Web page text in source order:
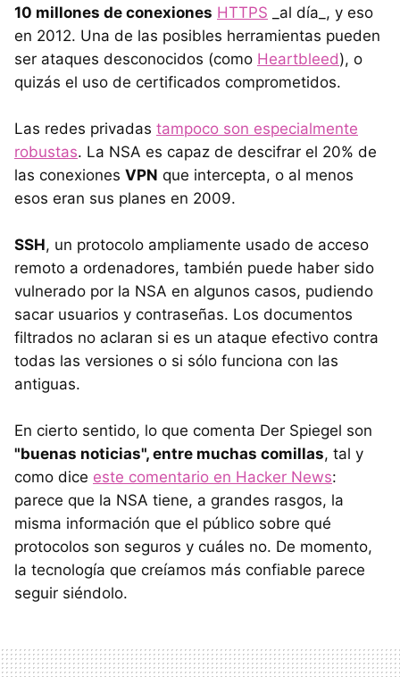
10 millones de conexiones HTTPS _al día_, y eso
en 2012. Una de las posibles herramientas pueden
ser ataques desconocidos (como Heartbleed), o
quizás el uso de certificados comprometidos.
Las redes privadas tampoco son especialmente
robustas. La NSA es capaz de descifrar el 20% de
las conexiones VPN que intercepta, o al menos
esos eran sus planes en 2009.
SSH, un protocolo ampliamente usado de acceso
remoto a ordenadores, también puede haber sido
vulnerado por la NSA en algunos casos, pudiendo
sacar usuarios y contraseñas. Los documentos
filtrados no aclaran si es un ataque efectivo contra
todas las versiones o si sólo funciona con las
antiguas.
En cierto sentido, lo que comenta Der Spiegel son
"buenas noticias", entre muchas comillas, tal y
como dice este comentario en Hacker News:
parece que la NSA tiene, a grandes rasgos, la
misma información que el público sobre qué
protocolos son seguros y cuáles no. De momento,
la tecnología que creíamos más confiable parece
seguir siéndolo.